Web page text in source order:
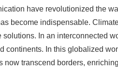
have revolutionized the
become indispensable.
In an interconnected
In this globalized
transcend borders,